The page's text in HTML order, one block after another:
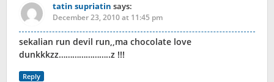
tatin supriatin says:
December 23, 2010 at 11:45 pm
sekalian run devil run,,ma chocolate love
dunkkkzz…………………..z !!!
Reply